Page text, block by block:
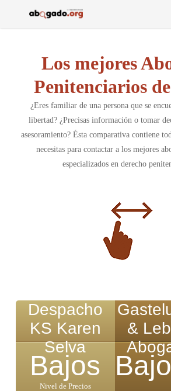
Los mejores
Penitenciarios
¿Eres familiar de una persona que se
libertad? ¿Precisas información o tomar
asesoramiento? Ésta comparativa contiene
necesitas para contactar a los mejores
especializados en derecho
Despacho
KS Karen
Selva
Bajos
Nivel de Precios
&